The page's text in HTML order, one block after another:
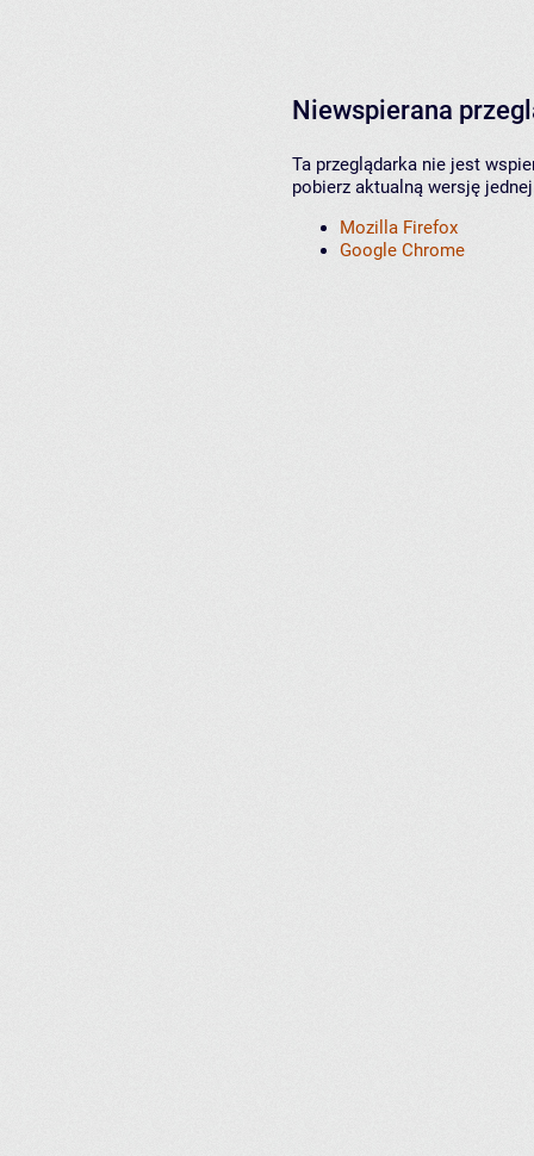
Niewspierana
Ta przeglądarka nie jest
pobierz aktualną wersję
Mozilla Firefox
Google Chrome